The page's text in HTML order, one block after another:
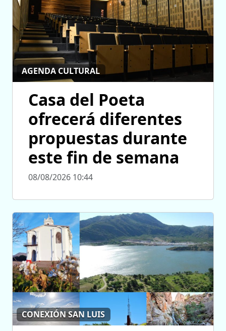
AGENDA CULTURAL
Casa del Poeta
ofrecerá diferentes
propuestas durante
este fin de semana
08/08/2026 10:44
CONEXIÓN SAN LUIS